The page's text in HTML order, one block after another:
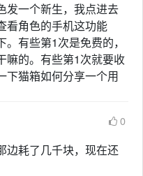
发一个新生，我点进去
看角色的手机这功能
有些第1次是免费的，
嘛的。有些第1次就要收
下猫箱如何分享一个用
0
边耗了几千块，现在还